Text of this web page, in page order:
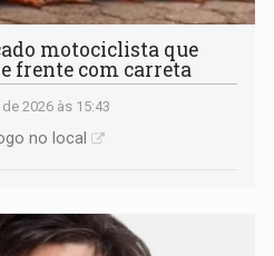
motociclista que
frente com carreta
2026 às 15:43
no local